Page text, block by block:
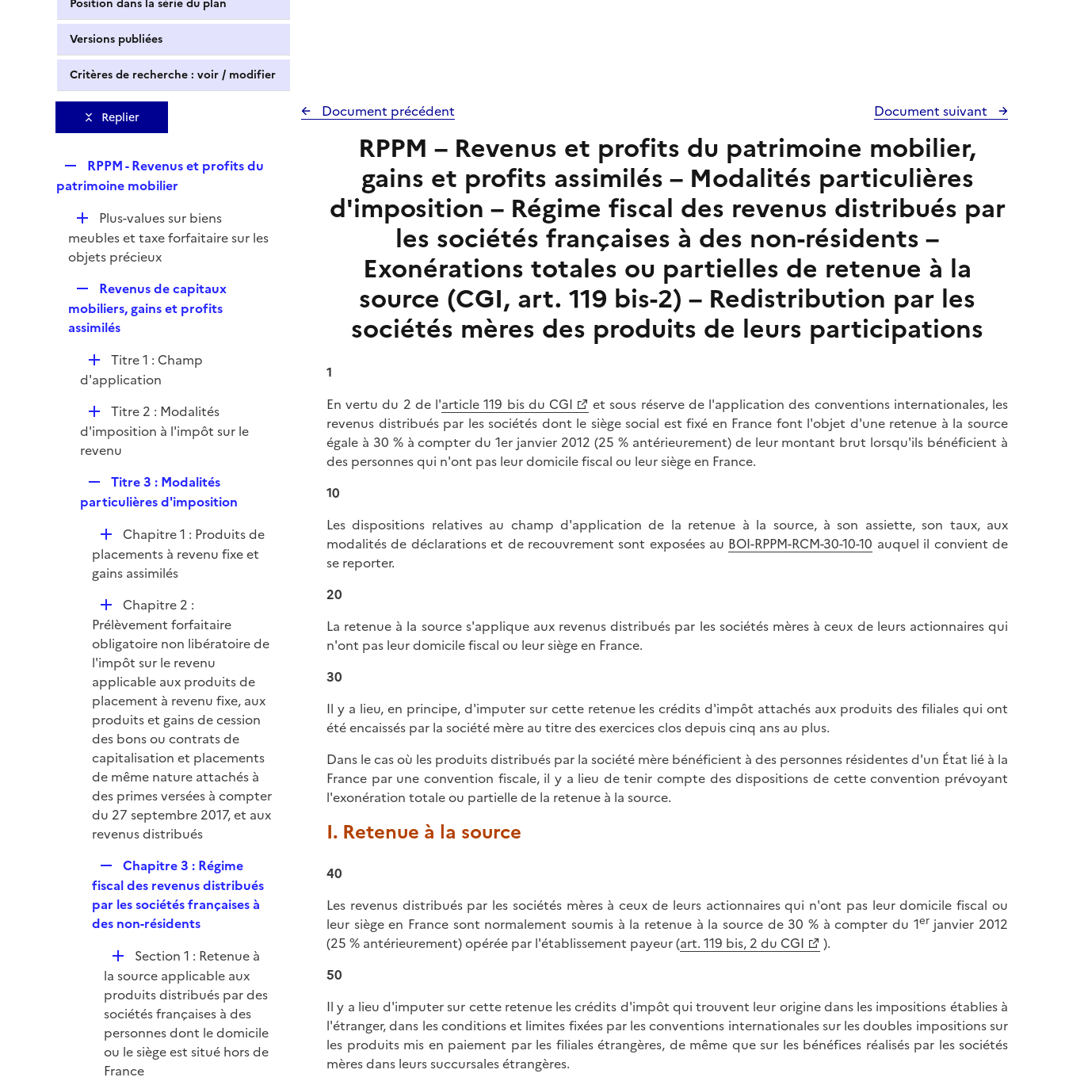
Position dans la série du plan
Versions publiées
Critères de recherche : voir / modifier
Replier
e
l
i
e
RPPM - Revenus et profits du
patrimoine mobilier
D
é
p
e
r
Plus-values sur biens
meubles et taxe forfaitaire sur les
objets précieux
e
p
i
e
r
Revenus de capitaux
mobiliers, gains et profits
assimilés
D
é
i
e
Titre 1 : Champ
d'application
D
é
p
e
r
Titre 2 : Modalités
d'imposition à l'impôt sur le
revenu
e
l
i
e
r
Titre 3 : Modalités
particulières d'imposition
D
é
p
e
r
Chapitre 1 : Produits de
placements à revenu fixe et
gains assimilés
D
é
p
l
i
e
r
Chapitre 2 :
Prélèvement forfaitaire
obligatoire non libératoire de
l'impôt sur le revenu
applicable aux produits de
placement à revenu fixe, aux
produits et gains de cession
des bons ou contrats de
capitalisation et placements
de même nature attachés à
des primes versées à compter
du 27 septembre 2017, et aux
revenus distribués
e
p
l
e
r
Chapitre 3 : Régime
fiscal des revenus distribués
par les sociétés françaises à
des non-résidents
D
é
p
l
i
e
r
Section 1 : Retenue à
la source applicable aux
produits distribués par des
sociétés françaises à des
personnes dont le domicile
ou le siège est situé hors de
France
Document précédent Document suivant
RPPM – Revenus et profits du patrimoine mobilier,
gains et profits assimilés – Modalités particulières
d'imposition – Régime fiscal des revenus distribués par
les sociétés françaises à des non-résidents –
Exonérations totales ou partielles de retenue à la
source (CGI, art. 119 bis-2) – Redistribution par les
sociétés mères des produits de leurs participations
1
En vertu du 2 de l'article 119 bis du CGI
et sous réserve de l'application des conventions internationales, les
revenus distribués par les sociétés dont le siège social est fixé en France font l'objet d'une retenue à la source
égale à 30 % à compter du 1er janvier 2012 (25 % antérieurement) de leur montant brut lorsqu'ils bénéficient à
des personnes qui n'ont pas leur domicile fiscal ou leur siège en France.
10
Les dispositions relatives au champ d'application de la retenue à la source, à son assiette, son taux, aux
modalités de déclarations et de recouvrement sont exposées au BOI-RPPM-RCM-30-10-10 auquel il convient de
se reporter.
20
La retenue à la source s'applique aux revenus distribués par les sociétés mères à ceux de leurs actionnaires qui
n'ont pas leur domicile fiscal ou leur siège en France.
30
Il y a lieu, en principe, d'imputer sur cette retenue les crédits d'impôt attachés aux produits des filiales qui ont
été encaissés par la société mère au titre des exercices clos depuis cinq ans au plus.
Dans le cas où les produits distribués par la société mère bénéficient à des personnes résidentes d'un État lié à la
France par une convention fiscale, il y a lieu de tenir compte des dispositions de cette convention prévoyant
l'exonération totale ou partielle de la retenue à la source.
I. Retenue à la source
40
Les revenus distribués par les sociétés mères à ceux de leurs actionnaires qui n'ont pas leur domicile fiscal ou
leur siège en France sont normalement soumis à la retenue à la source de 30 % à compter du 1erjanvier 2012
(25 % antérieurement) opérée par l'établissement payeur (art. 119 bis, 2 du CGI
).
50
Il y a lieu d'imputer sur cette retenue les crédits d'impôt qui trouvent leur origine dans les impositions établies à
l'étranger, dans les conditions et limites fixées par les conventions internationales sur les doubles impositions sur
les produits mis en paiement par les filiales étrangères, de même que sur les bénéfices réalisés par les sociétés
mères dans leurs succursales étrangères.